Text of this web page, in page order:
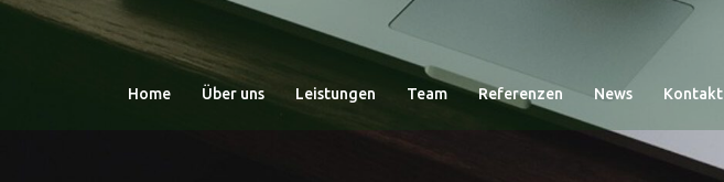
Zum
Home Über uns Leistungen Team Referenzen News Kontakt